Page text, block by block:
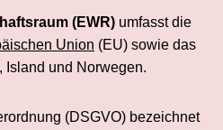
(EWR) umfasst die
Union (EU) sowie das
Island und Norwegen.
(DSGVO) bezeichnet